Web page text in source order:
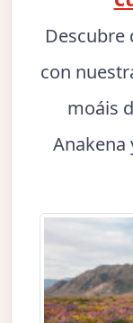
Descubre
con
moáis
Anakena